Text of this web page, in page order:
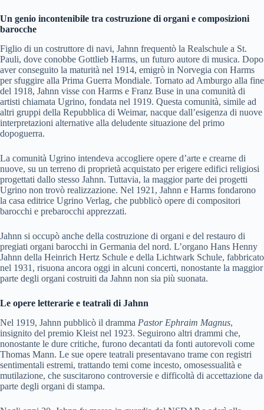
Un genio incontenibile tra costruzione di organi e composizioni
barocche
Figlio di un costruttore di navi, Jahnn frequentò la Realschule a St.
Pauli, dove conobbe Gottlieb Harms, un futuro autore di musica. Dopo
aver conseguito la maturità nel 1914, emigrò in Norvegia con Harms
per sfuggire alla Prima Guerra Mondiale. Tornato ad Amburgo alla fine
del 1918, Jahnn visse con Harms e Franz Buse in una comunità di
artisti chiamata Ugrino, fondata nel 1919. Questa comunità, simile ad
altri gruppi della Repubblica di Weimar, nacque dall’esigenza di nuove
interpretazioni alternative alla deludente situazione del primo
dopoguerra.
La comunità Ugrino intendeva accogliere opere d’arte e crearne di
nuove, su un terreno di proprietà acquistato per erigere edifici religiosi
progettati dallo stesso Jahnn. Tuttavia, la maggior parte dei progetti
Ugrino non trovò realizzazione. Nel 1921, Jahnn e Harms fondarono
la casa editrice Ugrino Verlag, che pubblicò opere di compositori
barocchi e prebarocchi apprezzati.
Jahnn si occupò anche della costruzione di organi e del restauro di
pregiati organi barocchi in Germania del nord. L’organo Hans Henny
Jahnn della Heinrich Hertz Schule e della Lichtwark Schule, fabbricato
nel 1931, risuona ancora oggi in alcuni concerti, nonostante la maggior
parte degli organi costruiti da Jahnn non sia più suonata.
Le opere letterarie e teatrali di Jahnn
Nel 1919, Jahnn pubblicò il dramma Pastor Ephraim Magnus,
insignito del premio Kleist nel 1923. Seguirono altri drammi che,
nonostante le dure critiche, furono decantati da fonti autorevoli come
Thomas Mann. Le sue opere teatrali presentavano trame con registri
sentimentali estremi, trattando temi come incesto, omosessualità e
mutilazione, che suscitarono controversie e difficoltà di accettazione da
parte degli organi di stampa.